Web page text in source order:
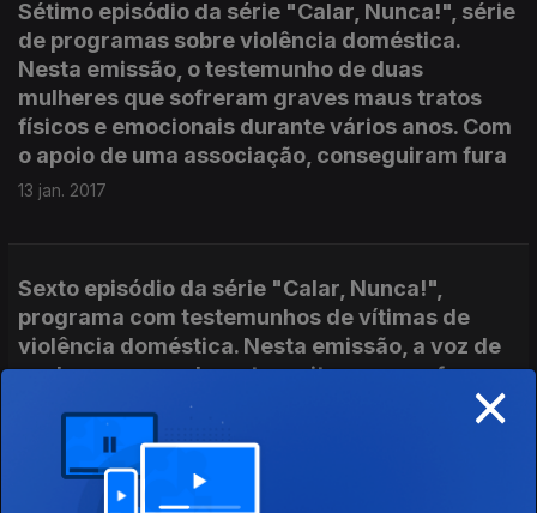
Sétimo episódio da série "Calar, Nunca!", série
de programas sobre violência doméstica.
Nesta emissão, o testemunho de duas
mulheres que sofreram graves maus tratos
físicos e emocionais durante vários anos. Com
o apoio de uma associação, conseguiram fura
13 jan. 2017
Sexto episódio da série "Calar, Nunca!",
programa com testemunhos de vítimas de
violência doméstica. Nesta emissão, a voz de
um homem que durante muitos anos sofreu
maus tratos psicológicos por parte mulher.
06 jan. 2017 ×